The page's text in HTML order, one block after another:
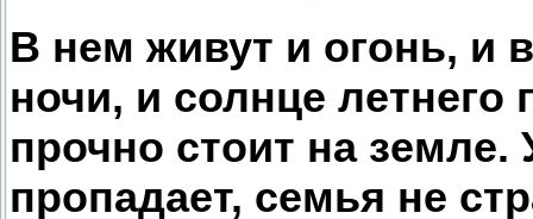
В нем живут и огонь, и
ночи, и солнце летнего
прочно стоит на земле.
пропадает, семья не